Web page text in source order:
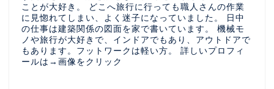
ことが大好き。 どこへ旅行に行っても職人さんの作業
に見惚れてしまい、よく迷子になっていました。 日中
の仕事は建築関係の図面を家で書いています。 機械モ
ノや旅行が大好きで、インドアでもあり、アウトドアで
もあります。フットワークは軽い方。 詳しいプロフィ
ールは→画像をクリック